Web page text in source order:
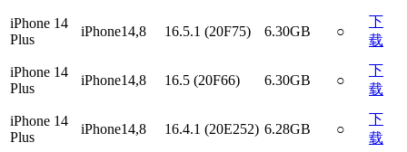
iPhone 14
Plus
iPhone14,8 16.5.1 (20F75) 6.30GB ○
下
载
iPhone 14
Plus
iPhone14,8 16.5 (20F66) 6.30GB ○
下
载
iPhone 14
Plus
iPhone14,8 16.4.1 (20E252) 6.28GB ○
下
载